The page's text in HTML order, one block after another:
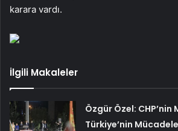
karara vardı.
İlgili Makaleler
Özgür Özel: CHP’nin
Türkiye’nin